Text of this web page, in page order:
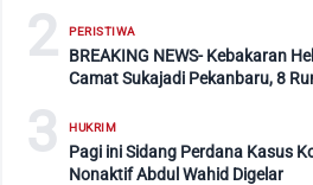
2 PERISTIWA
BREAKING NEWS- Kebakaran
Camat Sukajadi Pekanbaru, 8
3 HUKRIM
Pagi ini Sidang Perdana Kasus
Nonaktif Abdul Wahid Digelar